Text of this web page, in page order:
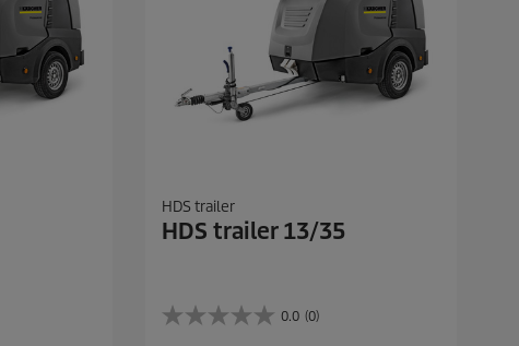
HDS trailer
HDS trailer 13/35
0.0 (0)
0